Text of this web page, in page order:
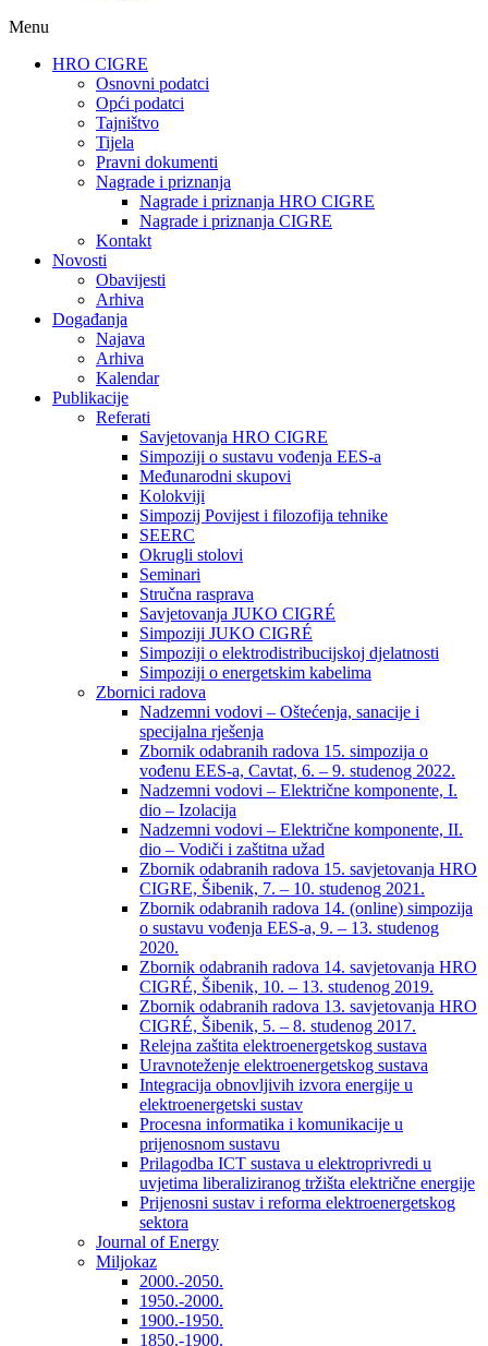
Menu
HRO CIGRE
Osnovni podatci​
Opći podatci
Tajništvo
Tijela
Pravni dokumenti
Nagrade i priznanja
Nagrade i priznanja HRO CIGRE
Nagrade i priznanja CIGRE
Kontakt
Novosti
Obavijesti
Arhiva
Događanja
Najava
Arhiva
Kalendar
Publikacije
Referati
Savjetovanja HRO CIGRE
Simpoziji o sustavu vođenja EES-a
Međunarodni skupovi
Kolokviji​
Simpozij Povijest i filozofija tehnike
SEERC
Okrugli stolovi
Seminari​
Stručna rasprava​
Savjetovanja JUKO CIGRÉ
Simpoziji JUKO CIGRÉ
Simpoziji o elektrodistribucijskoj djelatnosti
Simpoziji o energetskim kabelima
Zbornici radova
Nadzemni vodovi – Oštećenja, sanacije i
specijalna rješenja
Zbornik odabranih radova 15. simpozija o
vođenu EES-a, Cavtat, 6. – 9. studenog 2022.
Nadzemni vodovi – Električne komponente, I.
dio – Izolacija
Nadzemni vodovi – Električne komponente, II.
dio – Vodiči i zaštitna užad
Zbornik odabranih radova 15. savjetovanja HRO
CIGRE, Šibenik, 7. – 10. studenog 2021.
Zbornik odabranih radova 14. (online) simpozija
o sustavu vođenja EES-a, 9. – 13. studenog
2020.
Zbornik odabranih radova 14. savjetovanja HRO
CIGRÉ, Šibenik, 10. – 13. studenog 2019.
Zbornik odabranih radova 13. savjetovanja HRO
CIGRÉ, Šibenik, 5. – 8. studenog 2017.
Relejna zaštita elektroenergetskog sustava
Uravnoteženje elektroenergetskog sustava
Integracija obnovljivih izvora energije u
elektroenergetski sustav
Procesna informatika i komunikacije u
prijenosnom sustavu
Prilagodba ICT sustava u elektroprivredi u
uvjetima liberaliziranog tržišta električne energije
Prijenosni sustav i reforma elektroenergetskog
sektora
Journal of Energy
Miljokaz
2000.-2050.
1950.-2000.
1900.-1950.
1850.-1900.